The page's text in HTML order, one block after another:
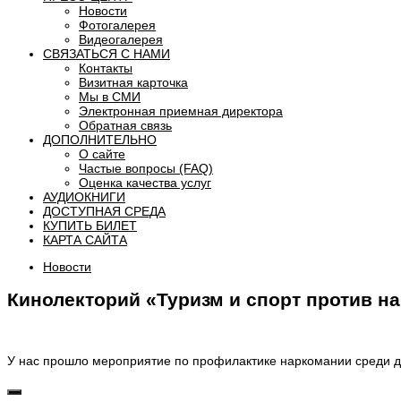
Новости
Фотогалерея
Видеогалерея
СВЯЗАТЬСЯ С НАМИ
Контакты
Визитная карточка
Мы в СМИ
Электронная приемная директора
Обратная связь
ДОПОЛНИТЕЛЬНО
О сайте
Частые вопросы (FAQ)
Оценка качества услуг
АУДИОКНИГИ
ДОСТУПНАЯ СРЕДА
КУПИТЬ БИЛЕТ
КАРТА САЙТА
Новости
Кинолекторий «Туризм и спорт против
У нас прошло мероприятие по профилактике наркомании среди